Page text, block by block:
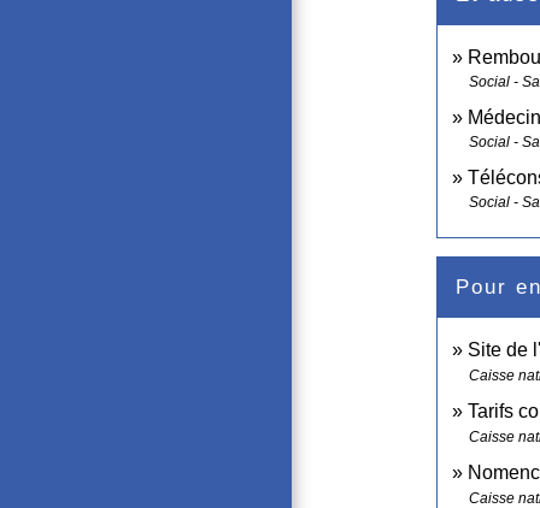
Social -
Social -
Social -
Pour
Site de
Caisse
Tarifs
Caisse
Caisse